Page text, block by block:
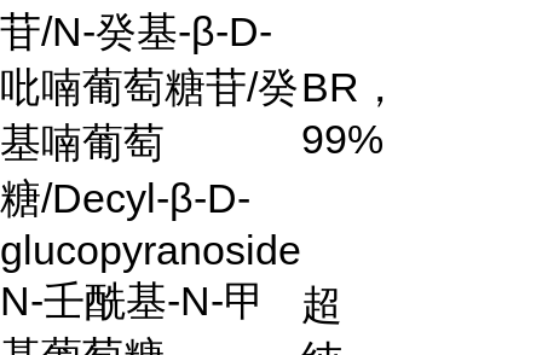
苷/N-癸基-β-D-
吡喃葡萄糖苷/癸
基喃葡萄
糖/Decyl-β-D-
glucopyranoside
BR ，
99%
N-壬酰基-N-甲
超